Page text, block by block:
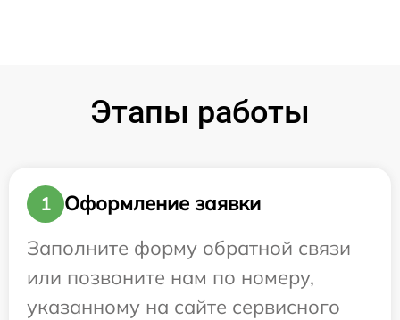
Этапы работы
1
Оформление заявки
Заполните форму обратной связи
или позвоните нам по номеру,
указанному на сайте сервисного